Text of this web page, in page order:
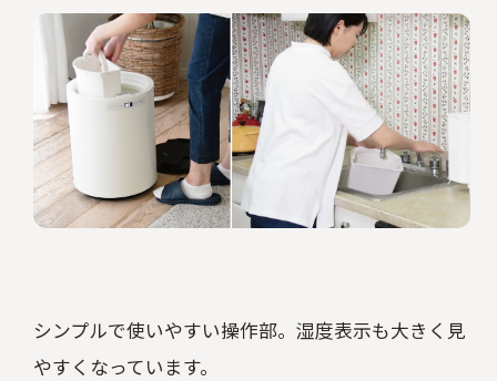
シンプルで使いやすい操作部。湿度表示も大きく見
やすくなっています。